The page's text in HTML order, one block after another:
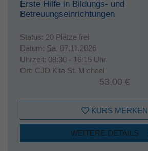
Erste Hilfe in Bildungs- und
Betreuungseinrichtungen
Status: 20 Plätze frei
Datum: Sa. 07.11.2026
Uhrzeit: 08:30 - 16:15 Uhr
Ort: CJD Kita St. Michael
53,00 €
KURS MERKEN
WEITERE DETAILS